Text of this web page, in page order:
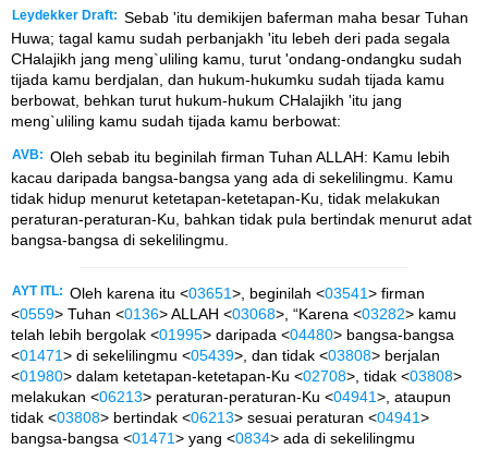
Leydekker Draft: Sebab 'itu demikijen baferman maha besar Tuhan
Huwa; tagal kamu sudah perbanjakh 'itu lebeh deri pada segala
CHalajikh jang meng`uliling kamu, turut 'ondang-ondangku sudah
tijada kamu berdjalan, dan hukum-hukumku sudah tijada kamu
berbowat, behkan turut hukum-hukum CHalajikh 'itu jang
meng`uliling kamu sudah tijada kamu berbowat:
AVB: Oleh sebab itu beginilah firman Tuhan ALLAH: Kamu lebih
kacau daripada bangsa-bangsa yang ada di sekelilingmu. Kamu
tidak hidup menurut ketetapan-ketetapan-Ku, tidak melakukan
peraturan-peraturan-Ku, bahkan tidak pula bertindak menurut adat
bangsa-bangsa di sekelilingmu.
AYT ITL: Oleh karena itu <03651>, beginilah <03541> firman
<0559> Tuhan <0136> ALLAH <03068>, “Karena <03282> kamu
telah lebih bergolak <01995> daripada <04480> bangsa-bangsa
<01471> di sekelilingmu <05439>, dan tidak <03808> berjalan
<01980> dalam ketetapan-ketetapan-Ku <02708>, tidak <03808>
melakukan <06213> peraturan-peraturan-Ku <04941>, ataupun
tidak <03808> bertindak <06213> sesuai peraturan <04941>
bangsa-bangsa <01471> yang <0834> ada di sekelilingmu